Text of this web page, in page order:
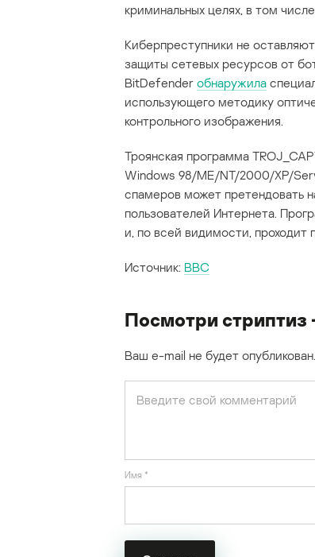
криминальных целях, в том
Киберпреступники не
защиты сетевых ресурсов от
BitDefender обнаружила
использующего методику
контрольного изображения.
Троянская программа
Windows 98/ME/NT/2000/XP/
спамеров может претендовать
пользователей Интернета.
и, по всей видимости, проходит
Источник: BBC
Посмотри
Ваш e-mail не будет опубликован.
Имя *